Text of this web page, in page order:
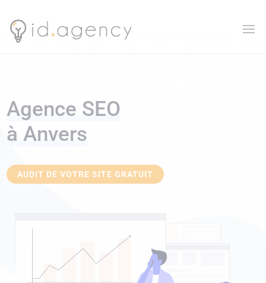
Agence SEO
à Anvers
AUDIT DE VOTRE SITE GRATUIT